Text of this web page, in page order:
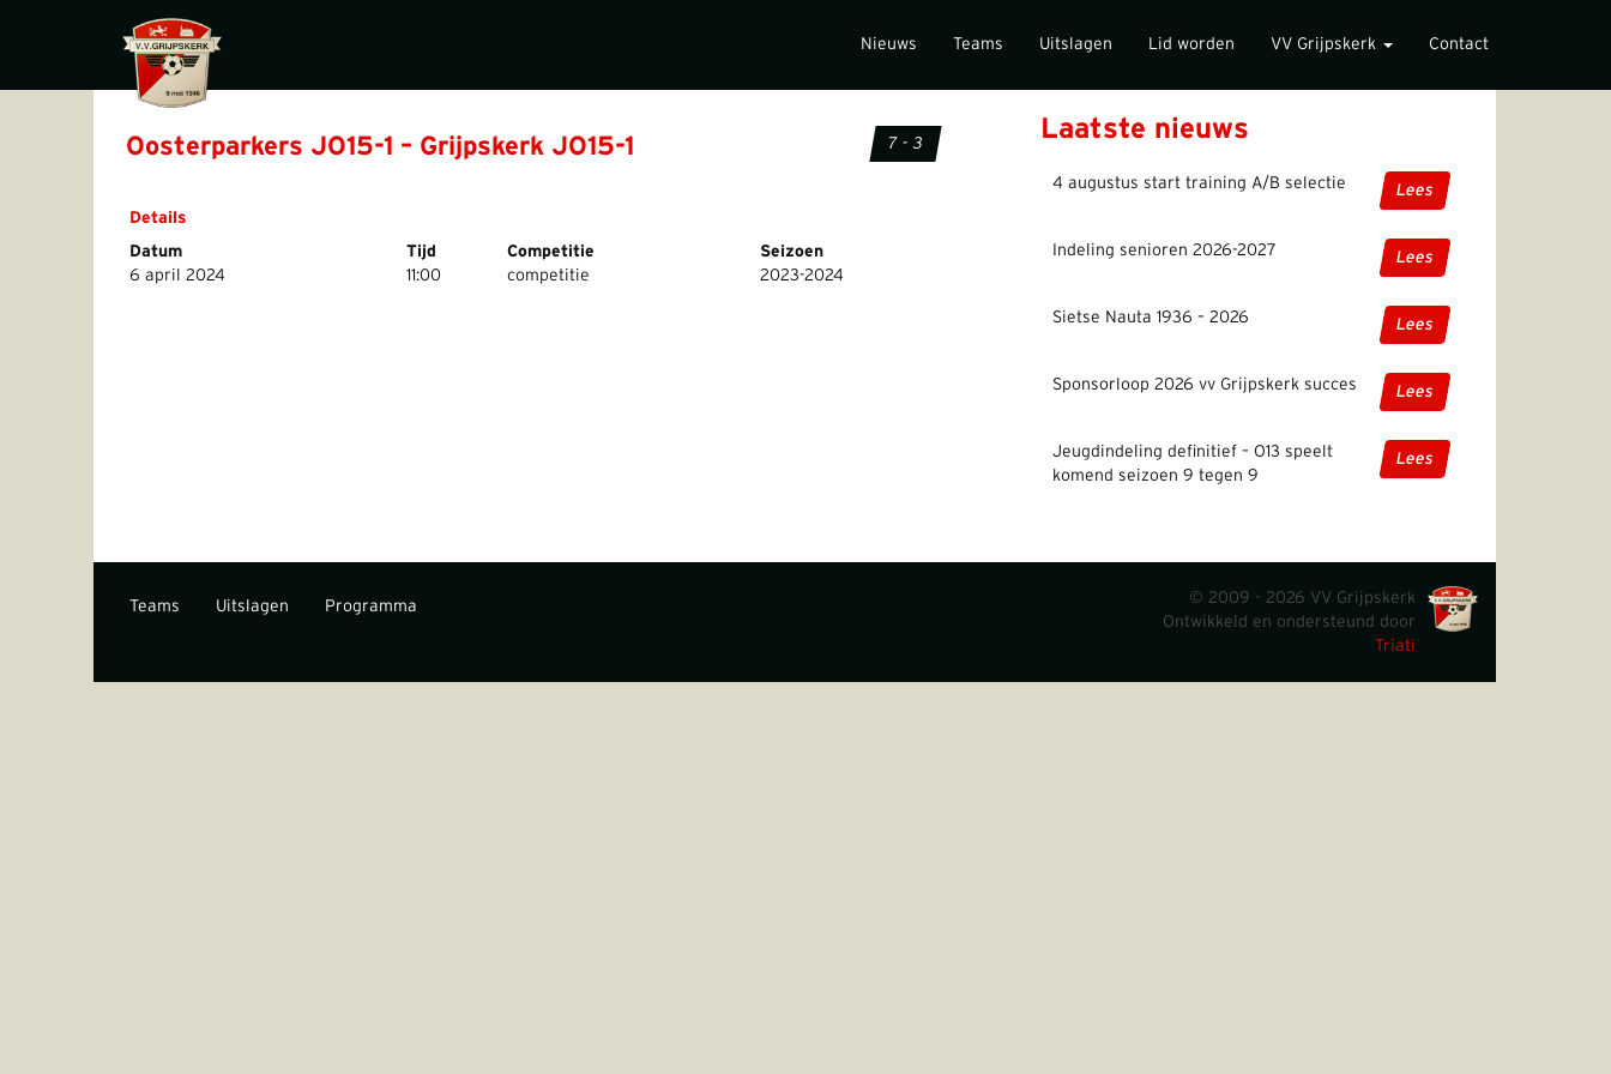
Nieuws Teams Uitslagen Lid worden VV Grijpskerk Contact
Oosterparkers JO15-1 – Grijpskerk JO15-1 7 - 3
Details
Datum
Tijd Competitie
Seizoen
6 april 2024
11:00 competitie 2023-2024
Laatste nieuws
4 augustus start training A/B selectie Lees
Indeling senioren 2026-2027 Lees
Sietse Nauta 1936 – 2026 Lees
Sponsorloop 2026 vv Grijpskerk succes Lees
Jeugdindeling definitief – O13 speelt
komend seizoen 9 tegen 9
Lees
Teams Uitslagen Programma
© 2009 - 2026 VV Grijpskerk
Ontwikkeld en ondersteund door
Triati